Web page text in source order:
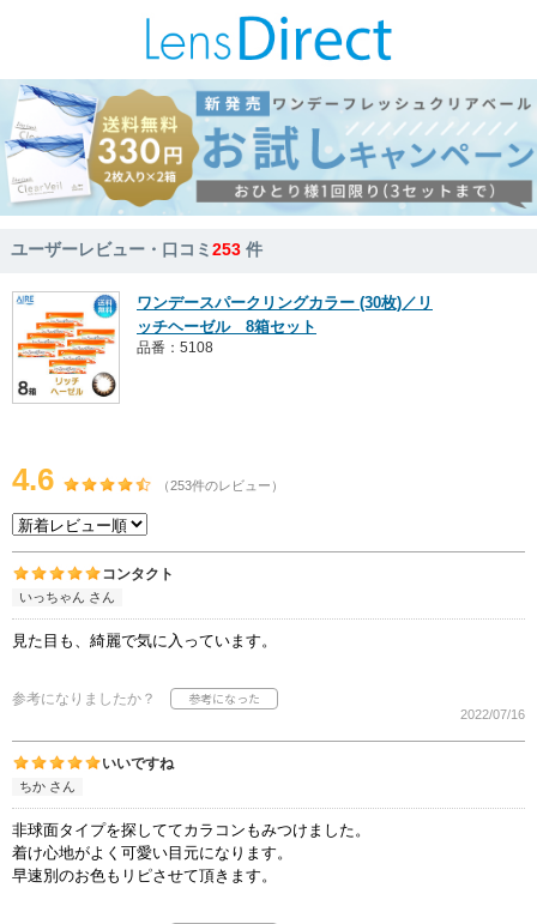
ユーザーレビュー・口コミ253 件
ワンデースパークリングカラー (30枚)／リ
ッチヘーゼル 8箱セット
品番：5108
4.6 （253件のレビュー）
コンタクト
いっちゃん さん
見た目も、綺麗で気に入っています。
参考になりましたか？
2022/07/16
いいですね
ちか さん
非球面タイプを探しててカラコンもみつけました。
着け心地がよく可愛い目元になります。
早速別のお色もリピさせて頂きます。